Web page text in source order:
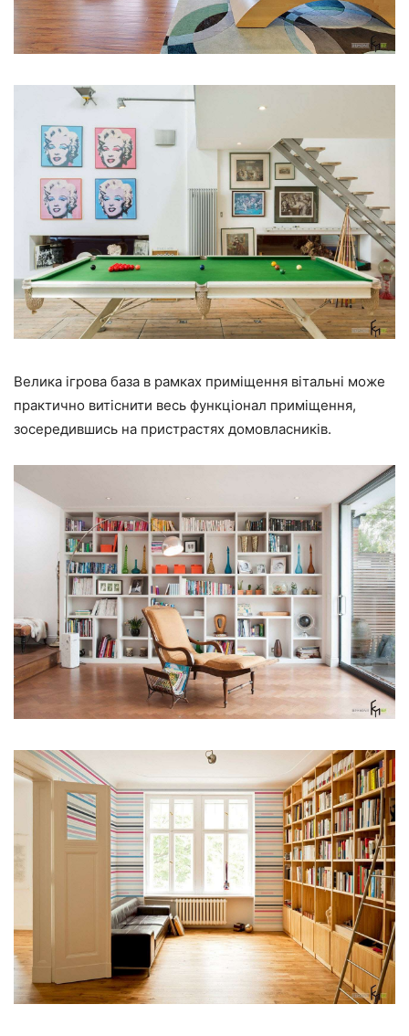
Велика ігрова база в рамках приміщення вітальні може
практично витіснити весь функціонал приміщення,
зосередившись на пристрастях домовласників.